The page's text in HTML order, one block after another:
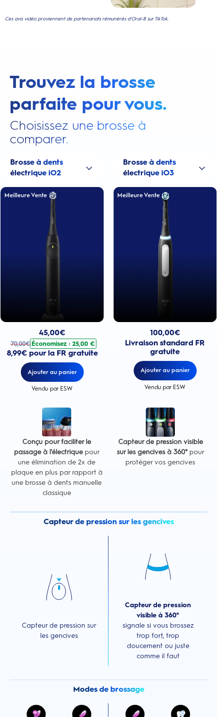
Ces avis vidéo proviennent de partenariats rémunérés d'Oral-B sur TikTok.
Trouvez la brosse
parfaite pour vous.
Choisissez une brosse à
comparer.
Brosse à dents
électrique iO2
Meilleure Vente
45,00€
70,00€ Économisez : 25,00 €
8,99€ pour la FR gratuite
Ajouter au panier
Vendu par ESW
Brosse à dents
électrique iO3
Meilleure Vente
100,00€
Livraison standard FR
gratuite
Ajouter au panier
Vendu par ESW
Conçu pour faciliter le
passage à l'électriquepour
une élimination de 2x de
plaque en plus par rapport à
une brosse à dents manuelle
classique
Capteur de pression visible
sur les gencives à 360°pour
protéger vos gencives
Capteur de pression sur les gencives
Capteur de pression sur
les gencives
Capteur de pression
visible à 360°
signale si vous brossez
trop fort, trop
doucement ou juste
comme il faut
Modes de brossage